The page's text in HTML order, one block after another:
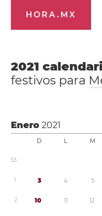
HORA.MX
2021
festivos para
Enero2021
D L M
53
1 3 4 5
2 10 11 12